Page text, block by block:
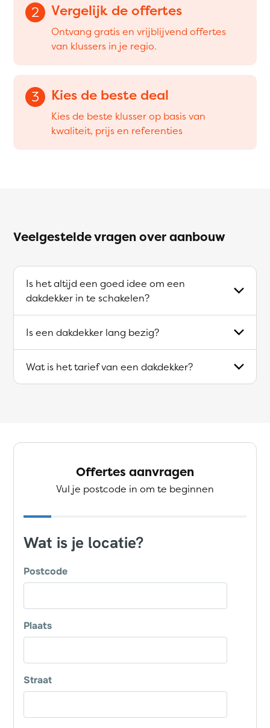
2 Vergelijk de offertes
Ontvang gratis en vrijblijvend offertes
van klussers in je regio.
3 Kies de beste deal
Kies de beste klusser op basis van
kwaliteit, prijs en referenties
Veelgestelde vragen over aanbouw
Is het altijd een goed idee om een
dakdekker in te schakelen?
Is een dakdekker lang bezig?
Wat is het tarief van een dakdekker?
Offertes aanvragen
Vul je postcode in om te beginnen